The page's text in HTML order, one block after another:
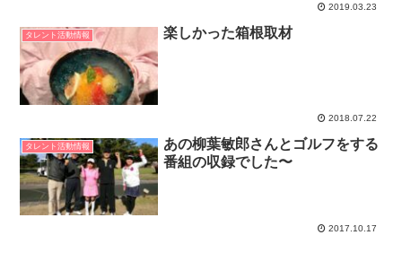
2019.03.23
タレント活動情報 楽しかった箱根取材
2018.07.22
タレント活動情報
あの柳葉敏郎さんとゴルフをする
番組の収録でした〜
2017.10.17